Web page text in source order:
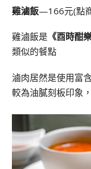
雞滷飯—166元(點
雞滷飯是 《酉時酣
類似的餐點
滷肉居然是使用富
較為油膩刻板印象